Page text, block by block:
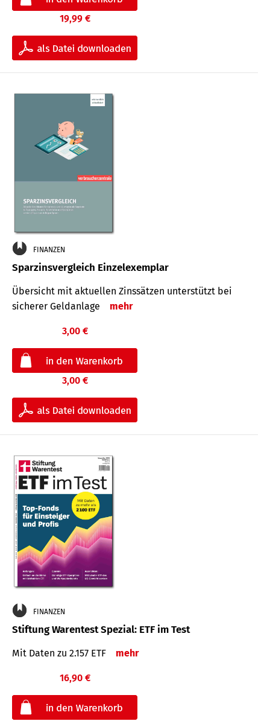
19,99 €
FINANZEN
Sparzinsvergleich Einzelexemplar
Übersicht mit aktuellen Zinssätzen unterstützt bei
sicherer Geldanlage
mehr
3,00 €
3,00 €
FINANZEN
Stiftung Warentest Spezial: ETF im Test
Mit Daten zu 2.157 ETF mehr
16,90 €